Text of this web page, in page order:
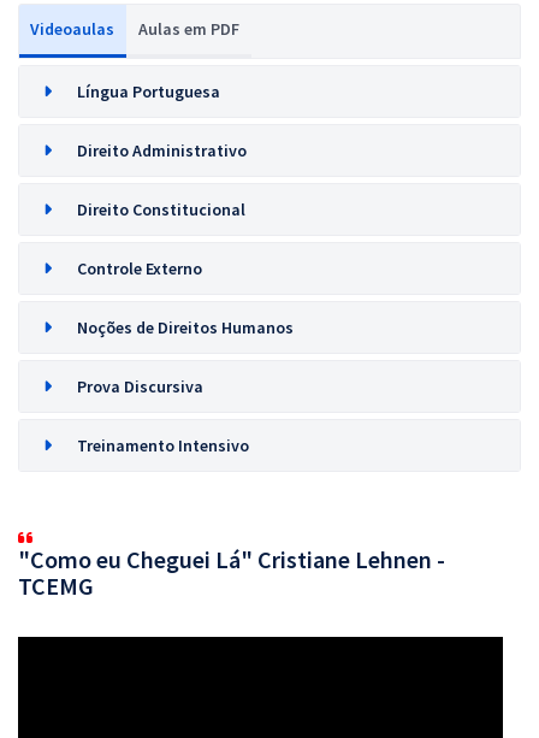
Videoaulas Aulas em PDF
Língua Portuguesa
Direito Administrativo
Direito Constitucional
Controle Externo
Noções de Direitos Humanos
Prova Discursiva
Treinamento Intensivo
"Como eu Cheguei Lá" Cristiane Lehnen -
TCEMG